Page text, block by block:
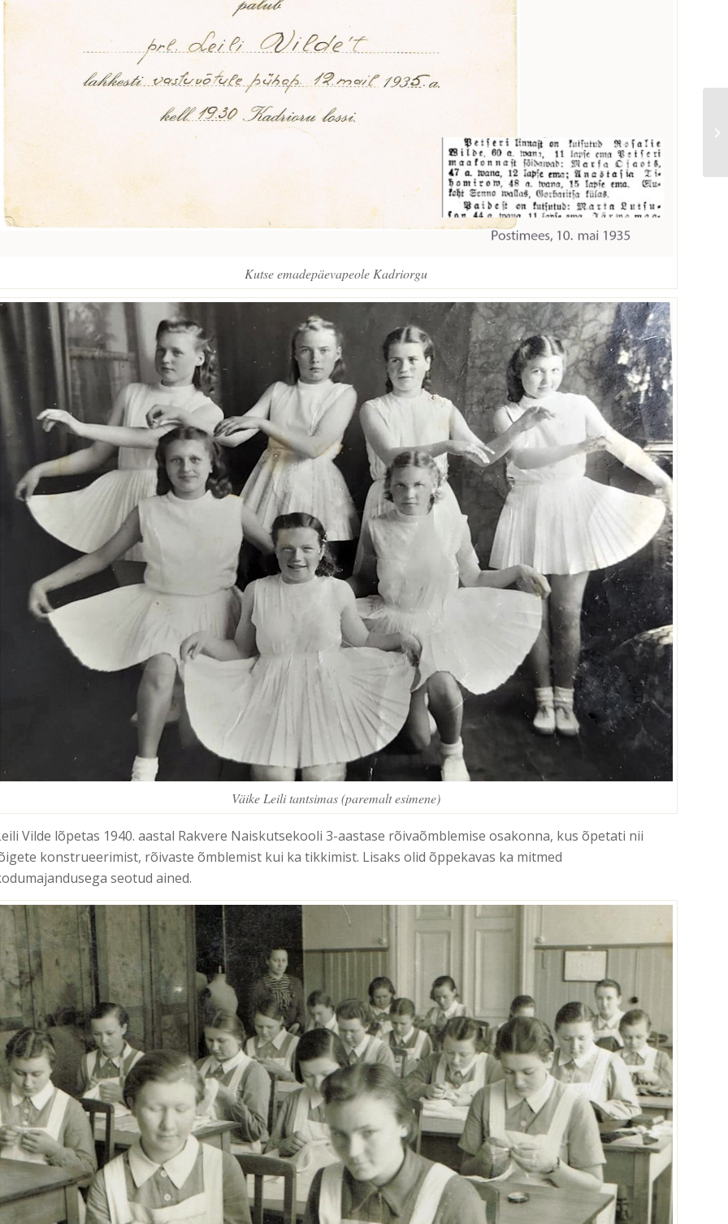
Kutse emadepäevapeole Kadriorgu
Väike Leili tantsimas (paremalt esimene)
Vilde lõpetas 1940. aastal Rakvere Naiskutsekooli 3-aastase rõivaõmblemise osakonna, kus õpetati nii
konstrueerimist, rõivaste õmblemist kui ka tikkimist. Lisaks olid õppekavas ka mitmed
seotud ained.